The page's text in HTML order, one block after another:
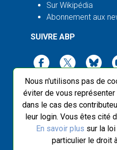
Nous n'utilisons pas de
éviter de vous
dans le cas des
leur login. Vous êtes cité
En savoir plus sur la loi
particulier le droit
Sur Wikipédia
Abonnement aux
SUIVRE ABP
2003-2026 ©Agence
Front-end design :